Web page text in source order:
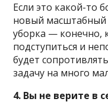
Если это какой-то
новый масштабный
уборка — конечно,
подступиться и
будет
задачу на много
4. Вы не верите в